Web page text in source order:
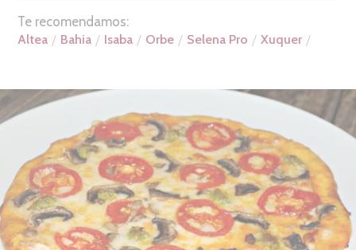
Te recomendamos:
Altea Bahia Isaba Orbe Selena Pro Xuquer